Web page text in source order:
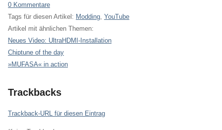
0 Kommentare
Tags für diesen Artikel: Modding YouTube
Artikel mit ähnlichen Themen:
Neues Video: UltraHDMI-Installation
Chiptune of the day
»MUFASA« in action
Trackbacks
Trackback-URL für diesen Eintrag